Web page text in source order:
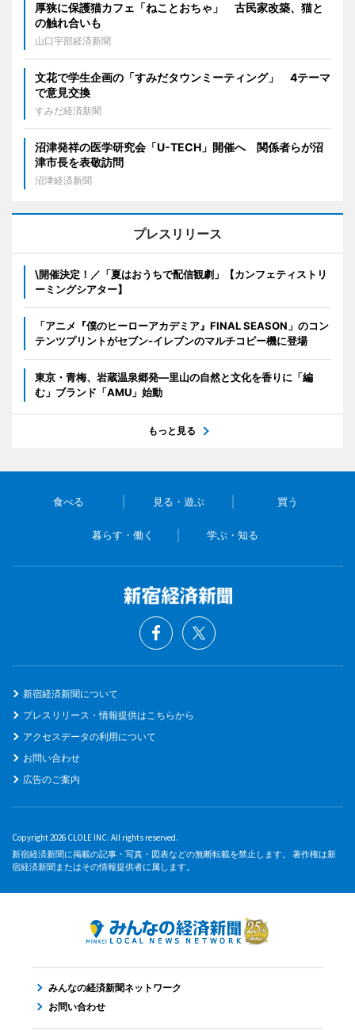
厚狭に保護猫カフェ「ねことおちゃ」 古民家改築、猫と
の触れ合いも
山口宇部経済新聞
文花で学生企画の「すみだタウンミーティング」 4テーマ
で意見交換
すみだ経済新聞
沼津発祥の医学研究会「U-TECH」開催へ 関係者らが沼
津市長を表敬訪問
沼津経済新聞
プレスリリース
\開催決定！／「夏はおうちで配信観劇」【カンフェティストリ
ーミングシアター】
「アニメ『僕のヒーローアカデミア』FINAL SEASON」のコン
テンツプリントがセブン‐イレブンのマルチコピー機に登場
東京・青梅、岩蔵温泉郷発―里山の自然と文化を香りに「編
む」ブランド「AMU」始動
もっと見る
食べる 見る・遊ぶ 買う
暮らす・働く 学ぶ・知る
新宿経済新聞について
プレスリリース・情報提供はこちらから
アクセスデータの利用について
お問い合わせ
広告のご案内
Copyright 2026 CLOLE INC. All rights reserved.
新宿経済新聞に掲載の記事・写真・図表などの無断転載を禁止します。 著作権は新
宿経済新聞またはその情報提供者に属します。
みんなの経済新聞ネットワーク
お問い合わせ